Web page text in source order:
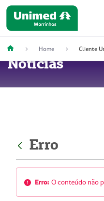
Home Cliente
Notícias
Erro
Erro: O conteúdo não